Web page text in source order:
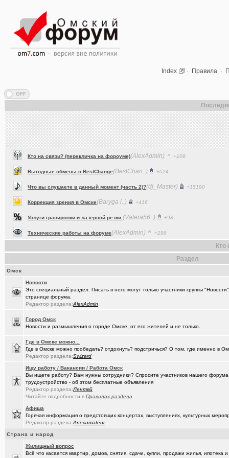
Index · Правила ·
(BestChan..)
(Baryga i..)
(Valera56..)
(AlexAdmin)
(Raptorr)
Ваш топ исполнителей?(Kebbos) +1
СИМ(Aljexeй)
НЕ рекомендую из посл, просмотренного мной
_Автообъявления. Покупка / продажа авто.(Justin) +1286
Социальная инженерия
Перешеек у ручья(tramov)
СШ-5(um5939) +4
Здоровье - это решение личных проблем
Сериалы - лучшие по вашему мнению?
Осведомлённый источник сообщает...
Кто что ест или пьёт прямо сейчас?
А помните в Омске...(Silverto..) +2741
Раздел
Омск
Новости
Это специальный раздел. Писать в него могут только участники группы
странице форума.
Редактор раздела:AlexAdmin
Город Омск
Новости и размышления о городе Омске, от его жителей и не только.
Где в Омске можно...
Где в Омске можно пообедать? отдохнуть? подстричься? О том, где именно в
Редактор раздела:Swizard
Ищу работу / Вакансии / Работа Омск
Вы ищете работу? Вам нужны сотрудники? Спросите участников нашего
трудоустройство - об этом бесплатные объявления
Редактор раздела:Лентяй
Читайте подробности в Правилах раздела
Афиша
Горячая информация о предстоящих концертах, выступлениях, культурных
Редактор раздела:Anecamateur
Страна и народ
Жилищный вопрос
Всё что касается квартир, домов, снятия, сдачи, купли, продажи жилья,